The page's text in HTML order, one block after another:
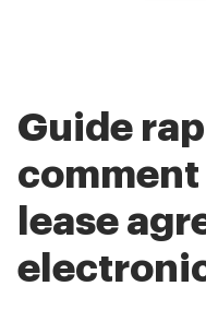
Guide
lease